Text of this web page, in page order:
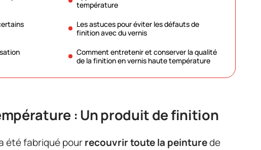
température
Les astuces pour éviter les défauts de
finition avec du vernis
Comment entretenir et conserver la qualité
de la finition en vernis haute température
: Un produit de finition
été fabriqué pourrecouvrir toute la peinturede